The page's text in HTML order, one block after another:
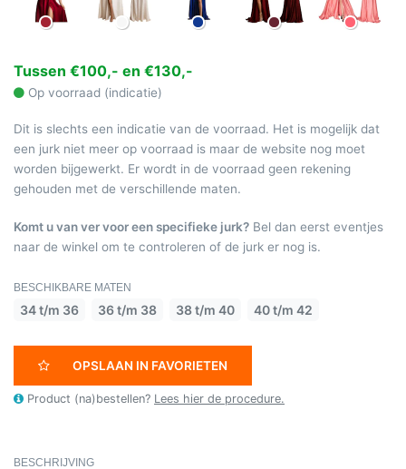
Tussen €100,- en €130,-
Op voorraad (indicatie)
Dit is slechts een indicatie van de voorraad. Het is mogelijk dat
een jurk niet meer op voorraad is maar de website nog moet
worden bijgewerkt. Er wordt in de voorraad geen rekening
gehouden met de verschillende maten.
Komt u van ver voor een specifieke jurk? Bel dan eerst eventjes
naar de winkel om te controleren of de jurk er nog is.
BESCHIKBARE MATEN
34 t/m 36 36 t/m 38 38 t/m 40 40 t/m 42
OPSLAAN IN FAVORIETEN
Product (na)bestellen? Lees hier de procedure.
BESCHRIJVING